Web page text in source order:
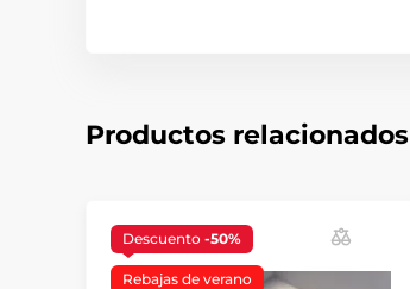
Productos relacionados
Descuento -50%
Rebajas de verano